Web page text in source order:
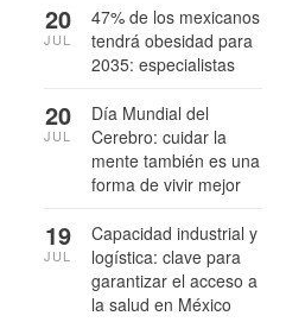
47% de los mexicanos
tendrá obesidad para
2035: especialistas
20
JUL
Día Mundial del
Cerebro: cuidar la
mente también es una
forma de vivir mejor
20
JUL
Capacidad industrial y
logística: clave para
garantizar el acceso a
la salud en México
19
JUL